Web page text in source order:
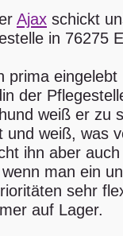
Ajax schickt
in 76275
prima
der
weiß er zu
und weiß, was
ihn aber
man ein
sehr
auf Lager.